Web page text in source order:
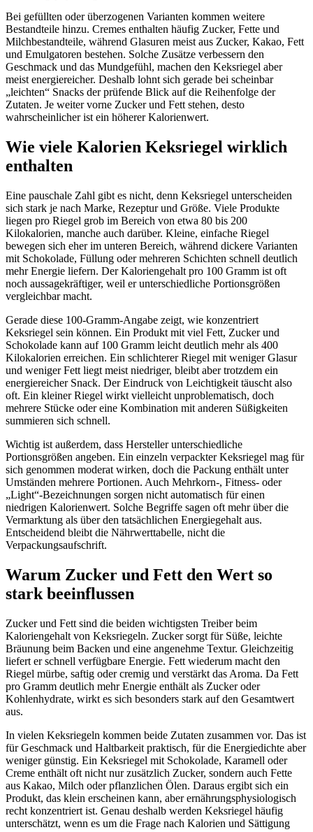
Bei gefüllten oder überzogenen Varianten kommen weitere
Bestandteile hinzu. Cremes enthalten häufig Zucker, Fette und
Milchbestandteile, während Glasuren meist aus Zucker, Kakao, Fett
und Emulgatoren bestehen. Solche Zusätze verbessern den
Geschmack und das Mundgefühl, machen den Keksriegel aber
meist energiereicher. Deshalb lohnt sich gerade bei scheinbar
„leichten“ Snacks der prüfende Blick auf die Reihenfolge der
Zutaten. Je weiter vorne Zucker und Fett stehen, desto
wahrscheinlicher ist ein höherer Kalorienwert.
Wie viele Kalorien Keksriegel wirklich
enthalten
Eine pauschale Zahl gibt es nicht, denn Keksriegel unterscheiden
sich stark je nach Marke, Rezeptur und Größe. Viele Produkte
liegen pro Riegel grob im Bereich von etwa 80 bis 200
Kilokalorien, manche auch darüber. Kleine, einfache Riegel
bewegen sich eher im unteren Bereich, während dickere Varianten
mit Schokolade, Füllung oder mehreren Schichten schnell deutlich
mehr Energie liefern. Der Kaloriengehalt pro 100 Gramm ist oft
noch aussagekräftiger, weil er unterschiedliche Portionsgrößen
vergleichbar macht.
Gerade diese 100-Gramm-Angabe zeigt, wie konzentriert
Keksriegel sein können. Ein Produkt mit viel Fett, Zucker und
Schokolade kann auf 100 Gramm leicht deutlich mehr als 400
Kilokalorien erreichen. Ein schlichterer Riegel mit weniger Glasur
und weniger Fett liegt meist niedriger, bleibt aber trotzdem ein
energiereicher Snack. Der Eindruck von Leichtigkeit täuscht also
oft. Ein kleiner Riegel wirkt vielleicht unproblematisch, doch
mehrere Stücke oder eine Kombination mit anderen Süßigkeiten
summieren sich schnell.
Wichtig ist außerdem, dass Hersteller unterschiedliche
Portionsgrößen angeben. Ein einzeln verpackter Keksriegel mag für
sich genommen moderat wirken, doch die Packung enthält unter
Umständen mehrere Portionen. Auch Mehrkorn-, Fitness- oder
„Light“-Bezeichnungen sorgen nicht automatisch für einen
niedrigen Kalorienwert. Solche Begriffe sagen oft mehr über die
Vermarktung als über den tatsächlichen Energiegehalt aus.
Entscheidend bleibt die Nährwerttabelle, nicht die
Verpackungsaufschrift.
Warum Zucker und Fett den Wert so
stark beeinflussen
Zucker und Fett sind die beiden wichtigsten Treiber beim
Kaloriengehalt von Keksriegeln. Zucker sorgt für Süße, leichte
Bräunung beim Backen und eine angenehme Textur. Gleichzeitig
liefert er schnell verfügbare Energie. Fett wiederum macht den
Riegel mürbe, saftig oder cremig und verstärkt das Aroma. Da Fett
pro Gramm deutlich mehr Energie enthält als Zucker oder
Kohlenhydrate, wirkt es sich besonders stark auf den Gesamtwert
aus.
In vielen Keksriegeln kommen beide Zutaten zusammen vor. Das ist
für Geschmack und Haltbarkeit praktisch, für die Energiedichte aber
weniger günstig. Ein Keksriegel mit Schokolade, Karamell oder
Creme enthält oft nicht nur zusätzlich Zucker, sondern auch Fette
aus Kakao, Milch oder pflanzlichen Ölen. Daraus ergibt sich ein
Produkt, das klein erscheinen kann, aber ernährungsphysiologisch
recht konzentriert ist. Genau deshalb werden Keksriegel häufig
unterschätzt, wenn es um die Frage nach Kalorien und Sättigung